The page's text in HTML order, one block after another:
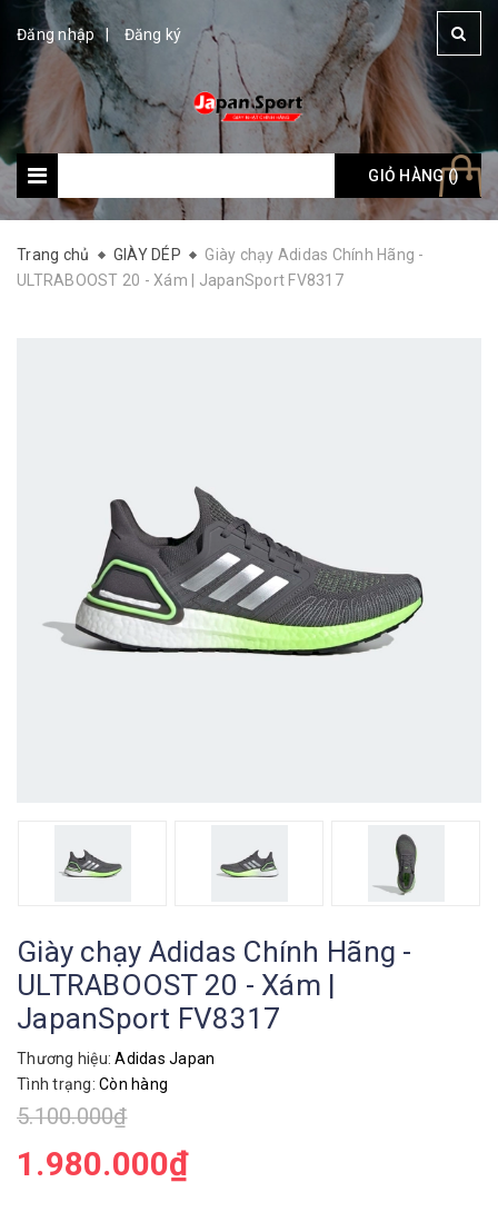
Đăng nhập Đăng ký
Giỏ hàng: ()
GIỎ HÀNG ()
Trang chủ GIÀY DÉP
Giày chạy Adidas Chính Hãng -
ULTRABOOST 20 - Xám | JapanSport FV8317
Giày chạy Adidas Chính Hãng -
ULTRABOOST 20 - Xám |
JapanSport FV8317
Thương hiệu: Adidas Japan
Tình trạng: Còn hàng
5.100.000₫
1.980.000₫